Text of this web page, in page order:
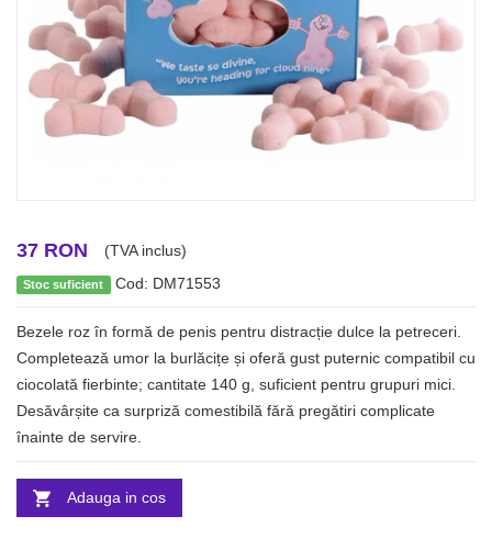
37 RON (TVA inclus)
Stoc suficient Cod: DM71553
Bezele roz în formă de penis pentru distracție dulce la petreceri.
Completează umor la burlăcițe și oferă gust puternic compatibil cu
ciocolată fierbinte; cantitate 140 g, suficient pentru grupuri mici.
Desăvârșite ca surpriză comestibilă fără pregătiri complicate
înainte de servire.
Adauga in cos